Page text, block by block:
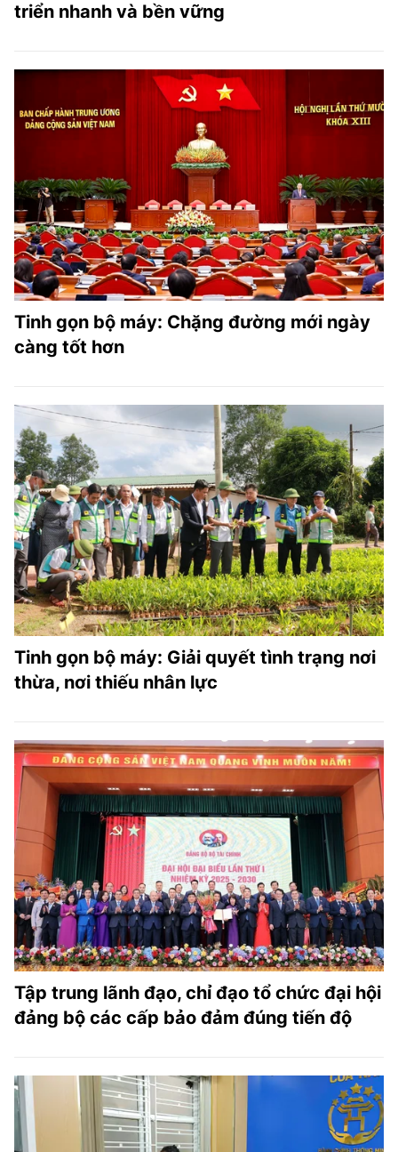
triển nhanh và bền vững
Tinh gọn bộ máy: Chặng đường mới ngày
càng tốt hơn
Tinh gọn bộ máy: Giải quyết tình trạng nơi
thừa, nơi thiếu nhân lực
Tập trung lãnh đạo, chỉ đạo tổ chức đại hội
đảng bộ các cấp bảo đảm đúng tiến độ